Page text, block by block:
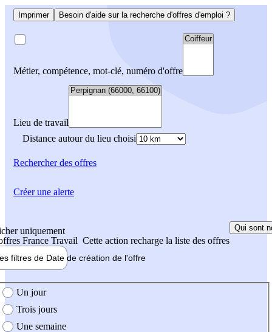
Imprimer Besoin d'aide sur la recherche d'offres d'emploi ?
Métier, compétence, mot-clé, numéro d'offre
Lieu de travail
Distance autour du lieu choisi
Rechercherdes offres
uniquement
France Travail Cette action recharge la liste des offres
Qui sont
filtres de Date de création de l'offre
création de l'offre
Un jour
Trois jours
Une semaine
Créer une alerte